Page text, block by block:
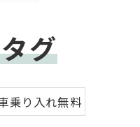
グ
乗り入れ無料